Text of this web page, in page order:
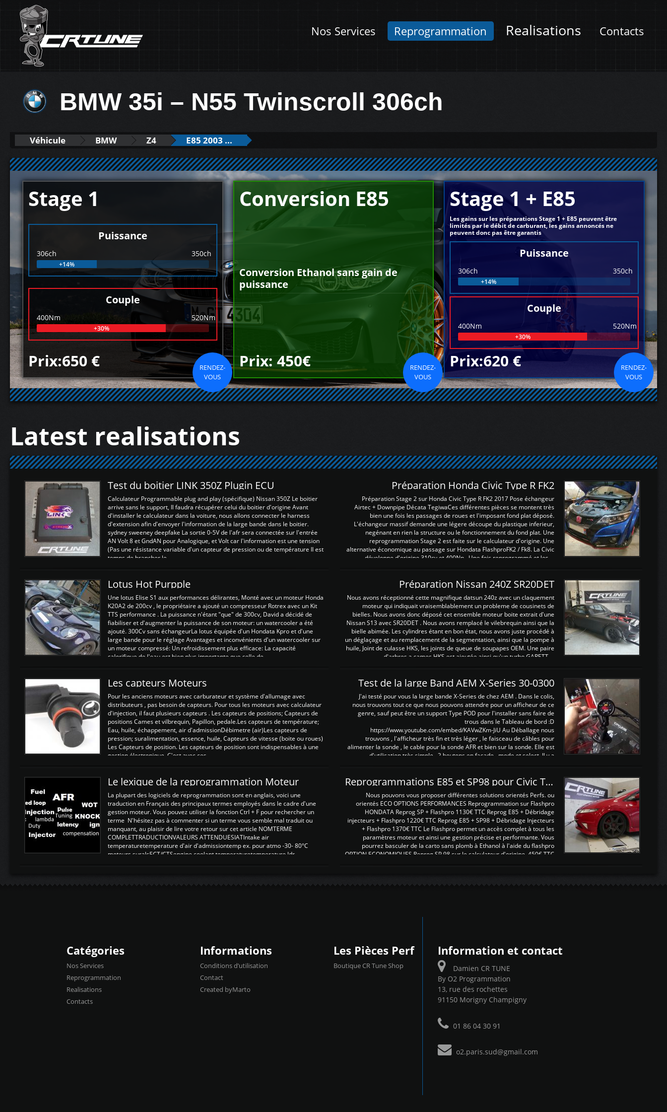
Nos Services Reprogrammation Realisations Contacts
BMW 35i – N55 Twinscroll 306ch
Véhicule BMW Z4 E85 2003 ...
Stage 1
Puissance
306ch 350ch
+14%
Couple
400Nm 520Nm
+30%
Prix:650 €
RENDEZ-
VOUS
Conversion E85
Conversion Ethanol sans gain de
puissance
Prix: 450€
RENDEZ-
VOUS
Stage 1 + E85
Les gains sur les préparations Stage 1 + E85 peuvent être
limités par le débit de carburant, les gains annoncés ne
peuvent donc pas être garantis
Puissance
306ch 350ch
+14%
Couple
400Nm 520Nm
+30%
Prix:620 €
RENDEZ-
VOUS
Latest realisations
Test du boitier LINK 350Z Plugin ECU
Calculateur Programmable plug and play (spécifique) Nissan 350Z Le boitier
arrive sans le support, Il faudra récupérer celui du boitier d'origine Avant
d'installer le calculateur dans la voiture, nous allons connecter le harness
d'extension afin d'envoyer l'information de la large bande dans le boitier.
sydney sweeney deepfake La sortie 0-5V de l'afr sera connectée sur l'entrée
AN Volt 8 et GndAN pour Analogique, et Volt car l'information est une tension
(Pas une résistance variable d'un capteur de pression ou de température Il est
temps de brancher le ...
Préparation Honda Civic Type R FK2
Préparation Stage 2 sur Honda Civic Type R FK2 2017 Pose échangeur
Airtec + Downpipe Décata TegiwaCes différentes pièces se montent très
bien une fois les passages de roues et l'imposant fond plat déposé.
L'échangeur massif demande une légere découpe du plastique inferieur,
negénant en rien la structure ou le fonctionnement du fond plat. Une
reprogrammation Stage 2 est faite sur le calculateur d'origine. Une
alternative économique au passage sur Hondata FlashproFK2 / Fk8. La Civic
développe d'origine 310cv et 400Nn , Une fois reprogrammé et les ...
Lotus Hot Purpple
Une lotus Elise S1 aux performances délirantes, Monté avec un moteur Honda
K20A2 de 200cv , le propriétaire a ajouté un compresseur Rotrex avec un Kit
TTS performance . La puissance n'étant "que" de 300cv, David a décidé de
fiabiliser et d'augmenter la puissance de son moteur: un watercooler a été
ajouté. 300Cv sans échangeurLa lotus équipée d'un Hondata Kpro et d'une
large bande pour le réglage Avantages et inconvénients d'un watercooler sur
un moteur compressé: Un refroidissement plus efficace: La capacité
calorifique de l'eau est bien plus importante que celle de ...
Préparation Nissan 240Z SR20DET
Nous avons réceptionné cette magnifique datsun 240z avec un claquement
moteur qui indiquait vraisemblablement un probleme de cousinets de
bielles. Nous avons donc déposé cet ensemble moteur boite extrait d'une
Nissan S13 avec SR20DET . Nous avons remplacé le vilebrequin ainsi que la
bielle abimée. Les cylindres étant en bon état, nous avons juste procédé à
un déglaçage et au remplacement de la segmentation, ainsi que la pompe à
huile, Joint de culasse HKS, les joints de queue de soupapes OEM. Une paire
d'arbres a cames HKS est ajoutée ainsi qu'un turbo GARETT ...
Les capteurs Moteurs
Pour les anciens moteurs avec carburateur et système d'allumage avec
distributeurs , pas besoin de capteurs. Pour tous les moteurs avec calculateur
d'injection, il faut plusieurs capteurs . Les capteurs de positions; Capteurs de
positions Cames et vilbrequin, Papillon, pedale.Les capteurs de température;
Eau, huile, échappement, air d'admissionDébimetre (air)Les capteurs de
pression; suralimentation, essence, huile, Capteurs de vitesse (boite ou roues)
Les Capteurs de position. Les capteurs de position sont indispensables à une
gestion électronique. C'est avec ces ...
Test de la large Band AEM X-Series 30-0300
J'ai testé pour vous la large bande X-Series de chez AEM . Dans le colis,
nous trouvons tout ce que nous pouvons attendre pour un afficheur de ce
genre, sauf peut être un support Type POD pour l'installer sans faire de
trous dans le Tableau de bord :D
https://www.youtube.com/embed/KAVwZKm-JiU Au Déballage nous
trouvons , l'afficheur très fin et très léger , le faisceau de câbles pour
alimenter la sonde , le cable pour la sonde AFR et bien sur la sonde. Elle est
d'utilisation très simple , 2 boutons en façade , mode et select. Il y a
Le lexique de la reprogrammation Moteur
La plupart des logiciels de reprogrammation sont en anglais, voici une
traduction en Français des principaux termes employés dans le cadre d'une
gestion moteur. Vous pouvez utiliser la fonction Ctrl + F pour rechercher un
terme N'hésitez pas à commenter si un terme vous semble mal traduit ou
manquant, au plaisir de lire votre retour sur cet article NOMTERME
COMPLETTRADUCTIONVALEURS ATTENDUESIATIntake air
temperaturetemperature d'air d'admissiontemp ex. pour atmo -30- 80°C
moteurs suralsECT/CTSengine coolant temperaturetemperature ldr
Reprogrammations E85 et SP98 pour Civic Type R FN2
Nous pouvons vous proposer différentes solutions orientés Perfs. ou
orientés ECO OPTIONS PERFORMANCES Reprogrammation sur Flashpro
HONDATA Reprog SP + Flashpro 1130€ TTC Reprog E85 + Débridage
injecteurs + Flashpro 1220€ TTC Reprog E85 + SP98 + Débridage Injecteurs
+ Flashpro 1370€ TTC Le Flashpro permet un accès complet à tous les
paramètres moteur et ainsi une gestion précise et performante. Vous
pourrez basculer de la carto sans plomb à Ethanol à l'aide du flashpro
OPTION ECONOMIQUES Reprog SP 98 sur le calculateur d'origine 450€ TTC
Catégories
Nos Services
Reprogrammation
Realisations
Contacts
Informations
Conditions d’utilisation
Contact
Created byMarto
Les Pièces Perf
Boutique CR Tune Shop
Information et contact
Damien CR TUNE
By O2 Programmation
13, rue des rochettes
91150 Morigny Champigny
01 86 04 30 91
o2.paris.sud@gmail.com